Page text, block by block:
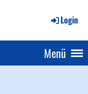
Login
Menü